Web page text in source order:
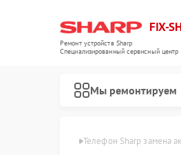
FIX-
Ремонт устройств Sharp
Специализированный cервисный центр
Мы ремонтируем
Sharp в Иркутске Телефон Sharp замена